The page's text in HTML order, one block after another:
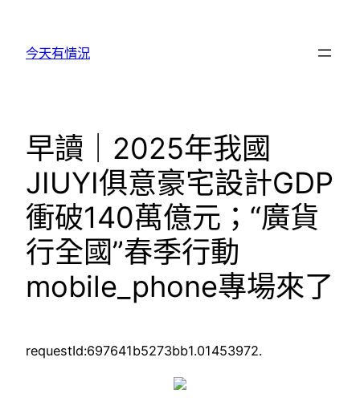
今天有情況
早讀｜2025年我國
JIUYI俱意豪宅設計GDP
衝破140萬億元；“廣貨
行全國”春季行動
mobile_phone專場來了
requestId:697641b5273bb1.01453972.